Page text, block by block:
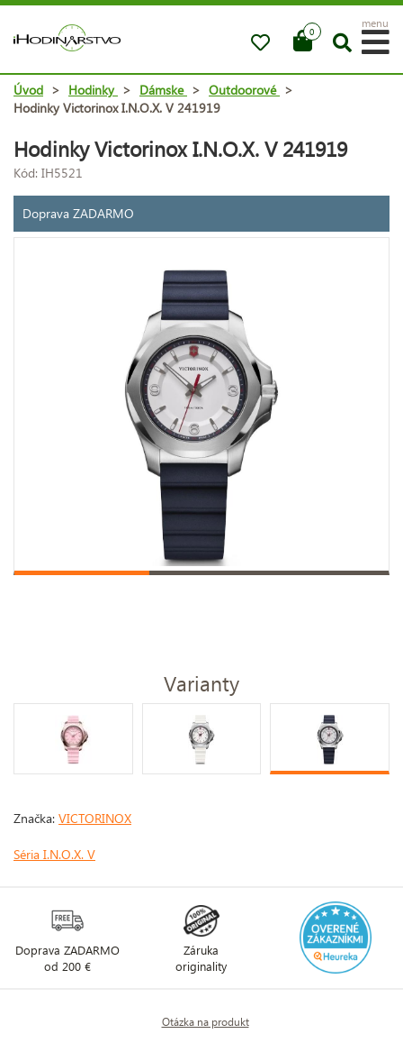
0
menu
Úvod > Hodinky > Dámske > Outdoorové >
Hodinky Victorinox I.N.O.X. V 241919
Hodinky Victorinox I.N.O.X. V 241919
Kód: IH5521
Doprava ZADARMO
Varianty
Značka: VICTORINOX
Séria I.N.O.X. V
Doprava ZADARMO
od 200 €
Záruka
originality
Otázka na produkt